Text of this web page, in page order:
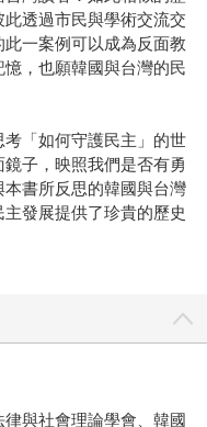
透過市民與學術交流交
一案例可以成為反面教
，也願韓國與台灣的民
「如何守護民主」的世
子，映照我們是否有勇
書所反思的韓國與台灣
發展提供了珍貴的歷史
與社會理論學會、韓國